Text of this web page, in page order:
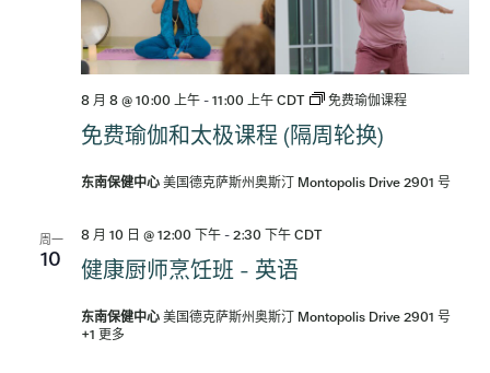
航
免费瑜伽和太极课程 (隔周轮换)
8 月 8 @ 10:00 上午-11:00 上午 CDT 免费瑜伽课程
东南保健中心美国德克萨斯州奥斯汀 Montopolis Drive 2901 号
周一
10 健康厨师烹饪班 - 英语
8 月 10 日 @ 12:00 下午-2:30 下午 CDT
东南保健中心美国德克萨斯州奥斯汀 Montopolis Drive 2901 号
+1 更多